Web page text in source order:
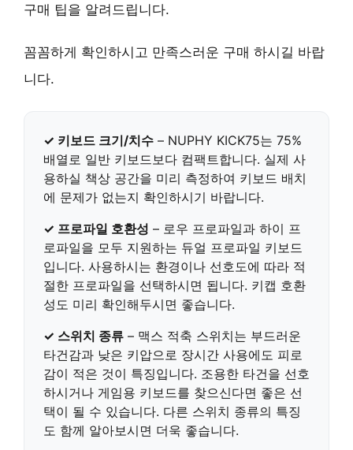
구매 팁을 알려드립니다.
꼼꼼하게 확인하시고 만족스러운 구매 하시길 바랍
니다.
✓ 키보드 크기/치수 – NUPHY KICK75는 75%
배열로 일반 키보드보다 컴팩트합니다. 실제 사
용하실 책상 공간을 미리 측정하여 키보드 배치
에 문제가 없는지 확인하시기 바랍니다.
✓ 프로파일 호환성 – 로우 프로파일과 하이 프
로파일을 모두 지원하는 듀얼 프로파일 키보드
입니다. 사용하시는 환경이나 선호도에 따라 적
절한 프로파일을 선택하시면 됩니다. 키캡 호환
성도 미리 확인해두시면 좋습니다.
✓ 스위치 종류 – 맥스 적축 스위치는 부드러운
타건감과 낮은 키압으로 장시간 사용에도 피로
감이 적은 것이 특징입니다. 조용한 타건을 선호
하시거나 게임용 키보드를 찾으신다면 좋은 선
택이 될 수 있습니다. 다른 스위치 종류의 특징
도 함께 알아보시면 더욱 좋습니다.